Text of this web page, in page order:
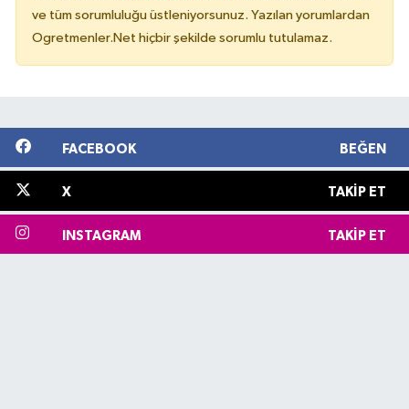
ve tüm sorumluluğu üstleniyorsunuz. Yazılan yorumlardan
Ogretmenler.Net hiçbir şekilde sorumlu tutulamaz.
FACEBOOK BEĞEN
X TAKIP ET
INSTAGRAM TAKIP ET